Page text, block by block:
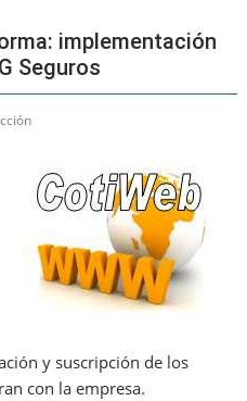
implementación
Seguros
y suscripción de los
con la empresa.